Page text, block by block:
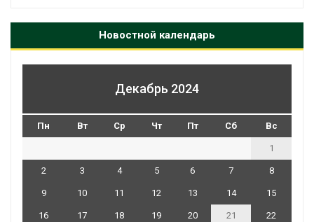
Новостной календарь
Декабрь 2024
Пн Вт Ср Чт Пт Сб Вс
1
2 3 4 5 6 7 8
9 10 11 12 13 14 15
16 17 18 19 20 21 22